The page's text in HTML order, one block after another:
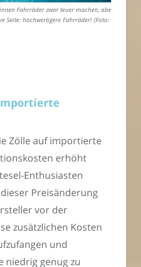
Fahrräder zwar teuer machen, aber
Seite: hochwertigere Fahrräder! (Foto:
Zölle auf importierte
erhöht
Enthusiasten
Preisänderung
vor der
zusätzlichen Kosten
und
niedrig genug zu